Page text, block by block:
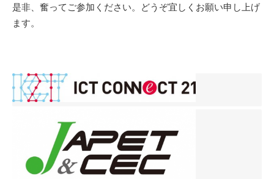
是非、奮ってご参加ください。どうぞ宜しくお願い申し上げ
ます。